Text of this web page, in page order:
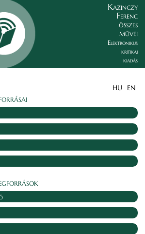
Kazinczy
Ferenc
összes
művei
Elektronikus
kritikai
kiadás
HU EN